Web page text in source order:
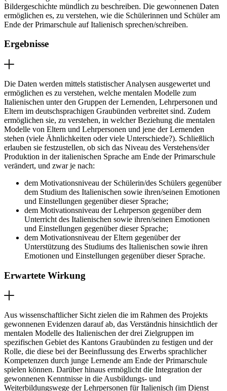
Bildergeschichte mündlich zu beschreiben. Die gewonnenen Daten
ermöglichen es, zu verstehen, wie die Schülerinnen und Schüler am
Ende der Primarschule auf Italienisch sprechen/schreiben.
Ergebnisse
Die Daten werden mittels statistischer Analysen ausgewertet und
ermöglichen es zu verstehen, welche mentalen Modelle zum
Italienischen unter den Gruppen der Lernenden, Lehrpersonen und
Eltern im deutschsprachigen Graubünden verbreitet sind. Zudem
ermöglichen sie, zu verstehen, in welcher Beziehung die mentalen
Modelle von Eltern und Lehrpersonen und jene der Lernenden
stehen (viele Ähnlichkeiten oder viele Unterschiede?). Schließlich
erlauben sie festzustellen, ob sich das Niveau des Verstehens/der
Produktion in der italienischen Sprache am Ende der Primarschule
verändert, und zwar je nach:
dem Motivationsniveau der Schülerin/des Schülers gegenüber
dem Studium des Italienischen sowie ihren/seinen Emotionen
und Einstellungen gegenüber dieser Sprache;
dem Motivationsniveau der Lehrperson gegenüber dem
Unterricht des Italienischen sowie ihren/seinen Emotionen
und Einstellungen gegenüber dieser Sprache;
dem Motivationsniveau der Eltern gegenüber der
Unterstützung des Studiums des Italienischen sowie ihren
Emotionen und Einstellungen gegenüber dieser Sprache.
Erwartete Wirkung
Aus wissenschaftlicher Sicht zielen die im Rahmen des Projekts
gewonnenen Evidenzen darauf ab, das Verständnis hinsichtlich der
mentalen Modelle des Italienischen der drei Zielgruppen im
spezifischen Gebiet des Kantons Graubünden zu festigen und der
Rolle, die diese bei der Beeinflussung des Erwerbs sprachlicher
Kompetenzen durch junge Lernende am Ende der Primarschule
spielen können. Darüber hinaus ermöglicht die Integration der
gewonnenen Kenntnisse in die Ausbildungs- und
Weiterbildungswege der Lehrpersonen für Italienisch (im Dienst